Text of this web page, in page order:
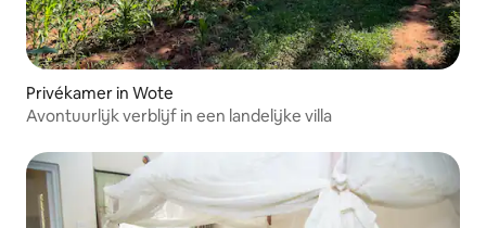
Privékamer in Wote
Avontuurlijk verblijf in een landelijke villa